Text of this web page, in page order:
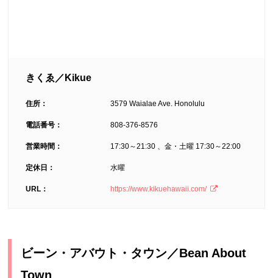
きくゑ／Kikue
住所： 3579 Waialae Ave. Honolulu
電話番号： 808-376-8576
営業時間： 17:30～21:30 、金・土曜 17:30～22:00
定休日： 水曜
URL： https://www.kikuehawaii.com/
ビーン・アバウト・タウン／Bean About
Town